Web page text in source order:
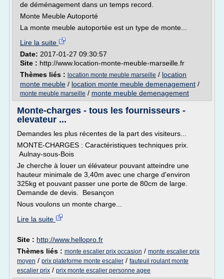
de déménagement dans un temps record.
Monte Meuble Autoporté
La monte meuble autoportée est un type de monte...
Lire la suite
Date: 2017-01-27 09:30:57
Site : http://www.location-monte-meuble-marseille.fr
Thèmes liés : location monte meuble marseille / location
monte meuble / location monte meuble demenagement /
monte meuble marseille / monte meuble demenagement
Monte-charges - tous les fournisseurs -
elevateur ...
Demandes les plus récentes de la part des visiteurs...
MONTE-CHARGES : Caractéristiques techniques prix.
Aulnay-sous-Bois
Je cherche à louer un élévateur pouvant atteindre une
hauteur minimale de 3,40m avec une charge d'environ
325kg et pouvant passer une porte de 80cm de large.
Demande de devis. Besançon
Nous voulons un monte charge...
Lire la suite
Site : http://www.hellopro.fr
Thèmes liés : monte escalier prix occasion / monte escalier prix
moyen / prix plateforme monte escalier / fauteuil roulant monte
escalier prix / prix monte escalier personne agee